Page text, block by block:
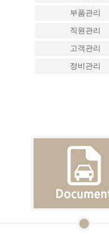
부품관리
직원관리
고객관리
정비관리